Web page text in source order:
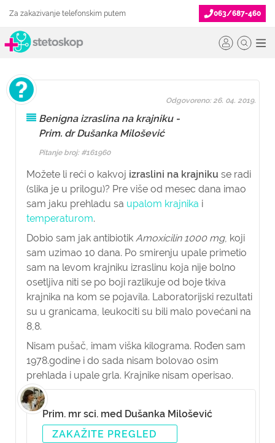
Za zakazivanje telefonskim putem 063/687-460
Benigna izraslina na krajniku -
Prim. dr Dušanka Milošević
Pitanje broj: #161960
Možete li reći o kakvoj izraslini na krajniku se radi
(slika je u prilogu)? Pre više od mesec dana imao
sam jaku prehladu sa upalom krajnika i
temperaturom.
Dobio sam jak antibiotik Amoxicilin 1000 mg, koji
sam uzimao 10 dana. Po smirenju upale primetio
sam na levom krajniku izraslinu koja nije bolno
osetljiva niti se po boji razlikuje od boje tkiva
krajnika na kom se pojavila. Laboratorijski rezultati
su u granicama, leukociti su bili malo povećani na
8,8.
Nisam pušač, imam viška kilograma. Rođen sam
1978.godine i do sada nisam bolovao osim
prehlada i upale grla. Krajnike nisam operisao.
Odgovoreno: 26. 04. 2019.
Prim. mr sci. med Dušanka Milošević
ZAKAŽITE PREGLED